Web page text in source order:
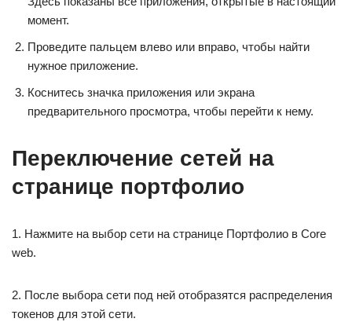
момент.
Проведите пальцем влево или вправо, чтобы найти
нужное приложение.
Коснитесь значка приложения или экрана
предварительного просмотра, чтобы перейти к нему.
Переключение сетей на
странице портфолио
1. Нажмите на выбор сети на странице Портфолио в Core
web.
2. После выбора сети под ней отобразятся распределения
токенов для этой сети.